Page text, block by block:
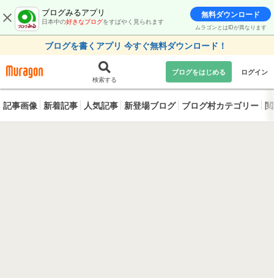
ブログみるアプリ
日本中の好きなブログをすばやく見られます
無料ダウンロード
ムラゴンとはIDが異なります
ブログを書くアプリ 今すぐ無料ダウンロード！
検索する
ブログをはじめる ログイン
記事画像 新着記事 人気記事 新登場ブログ ブログ村カテゴリー